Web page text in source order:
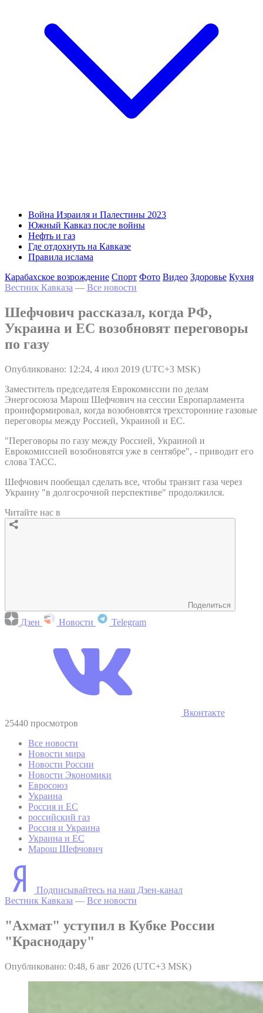
Война Израиля и Палестины 2023
Южный Кавказ после войны
Нефть и газ
Где отдохнуть на Кавказе
Правила ислама
Карабахское возрождение Спорт Фото Видео Здоровье Кухня
Вестник Кавказа — Все новости
Шефчович рассказал, когда РФ,
Украина и ЕС возобновят переговоры
по газу
Опубликовано: 12:24, 4 июл 2019 (UTC+3 MSK)
Заместитель председателя Еврокомиссии по делам
Энергосоюза Марош Шефчович на сессии Европарламента
проинформировал, когда возобновятся трехсторонние газовые
переговоры между Россией, Украиной и ЕС.
"Переговоры по газу между Россией, Украиной и
Еврокомиссией возобновятся уже в сентябре", - приводит его
слова ТАСС.
Шефчович пообещал сделать все, чтобы транзит газа через
Украину "в долгосрочной перспективе" продолжился.
Читайте нас в
Поделиться
Дзен Новости Telegram
Вконтакте
25440 просмотров
Все новости
Новости мира
Новости России
Новости Экономики
Евросоюз
Украина
Россия и ЕС
российский газ
Россия и Украина
Украина и ЕС
Марош Шефчович
Подписывайтесь на наш Дзен-канал
Вестник Кавказа — Все новости
"Ахмат" уступил в Кубке России
"Краснодару"
Опубликовано: 0:48, 6 авг 2026 (UTC+3 MSK)